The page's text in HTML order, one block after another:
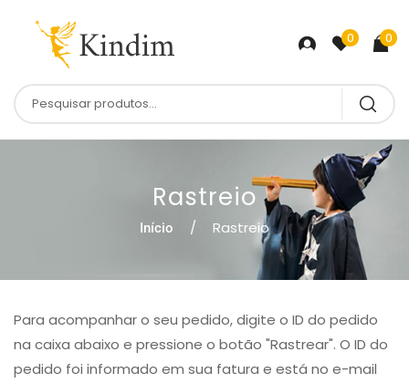
0 0
Rastreio
Início Rastreio
Para acompanhar o seu pedido, digite o ID do pedido
na caixa abaixo e pressione o botão "Rastrear". O ID do
pedido foi informado em sua fatura e está no e-mail